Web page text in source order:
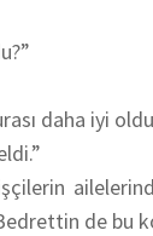
daha iyi
de bu